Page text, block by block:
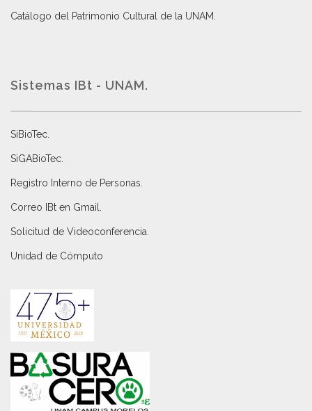
Catálogo del Patrimonio Cultural de la UNAM.
Sistemas IBt - UNAM.
SiBioTec
SiGABioTec.
Registro Interno de Personas
Correo IBt en Gmail
Solicitud de Videoconferencia.
Unidad de Cómputo